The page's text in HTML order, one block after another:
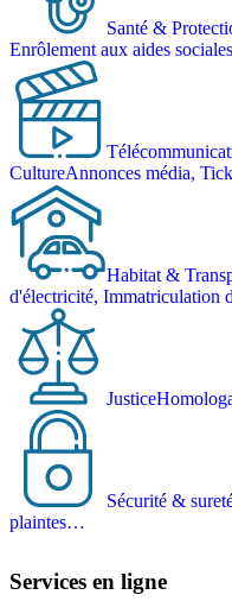
Santé &
Enrôlement aux aides
CultureAnnonces média,
Habitat &
d'électricité, Immatriculation
Justice
Sécurité &
plaintes…
Services en ligne